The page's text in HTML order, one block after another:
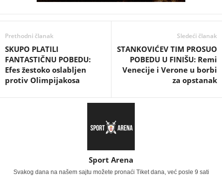
Prethodni članak
SKUPO PLATILI
FANTASTIČNU POBEDU:
Efes žestoko oslabljen
protiv Olimpijakosa
Sledeći članak
STANKOVIĆEV TIM PROSUO
POBEDU U FINIŠU: Remi
Venecije i Verone u borbi
za opstanak
Sport Arena
Svakog dana na našem sajtu možete pronaći Tiket dana, već posle 9 sati